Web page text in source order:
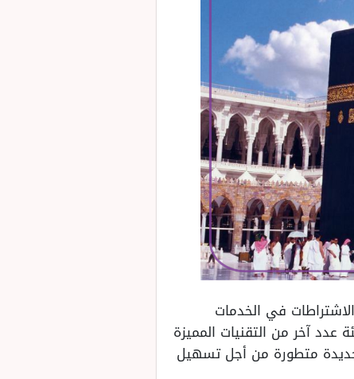
في الخدمات
آخر من التقنيات المميزة
متطورة من أجل تسهيل